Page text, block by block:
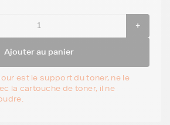
+
Ajouter au panier
est le support du toner, ne le
la cartouche de toner, il ne